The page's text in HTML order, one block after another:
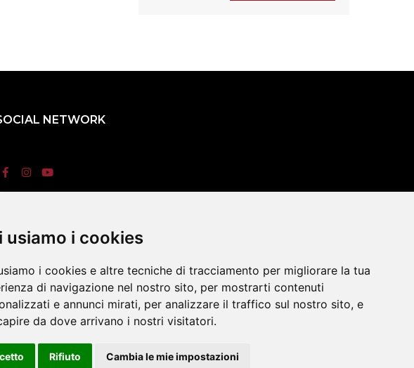
usiamo i cookies
i cookies e altre tecniche di tracciamento per migliorare la tua
di navigazione nel nostro sito, per mostrarti contenuti
e annunci mirati, per analizzare il traffico sul nostro sito, e
da dove arrivano i nostri visitatori.
Rifiuto Cambia le mie impostazioni
NETWORK